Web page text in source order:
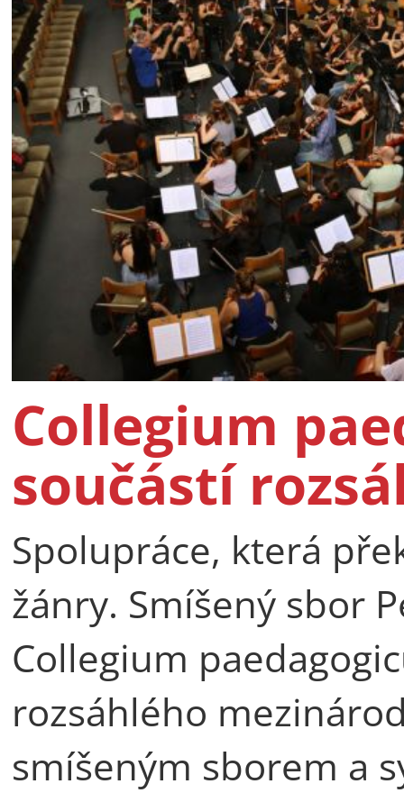
Collegium
součástí
Spolupráce, která
žánry. Smíšený sbor
Collegium
rozsáhlého
smíšeným sborem a